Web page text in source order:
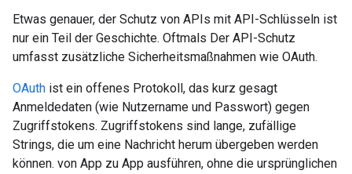
Etwas genauer, der Schutz von APIs mit API-Schlüsseln ist
nur ein Teil der Geschichte. Oftmals Der API-Schutz
umfasst zusätzliche Sicherheitsmaßnahmen wie OAuth.
OAuth ist ein offenes Protokoll, das kurz gesagt
Anmeldedaten (wie Nutzername und Passwort) gegen
Zugriffstokens. Zugriffstokens sind lange, zufällige
Strings, die um eine Nachricht herum übergeben werden
können. von App zu App ausführen, ohne die ursprünglichen